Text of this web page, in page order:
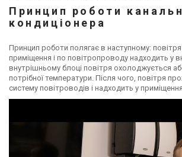
Принцип роботи
кондиціонера
Принцип роботи полягає в наступному:
приміщення і по повітропроводу надходить у
внутрішньому блоці повітря охолоджується
потрібної температури. Після чого, повітря
систему повітроводів і надходить у